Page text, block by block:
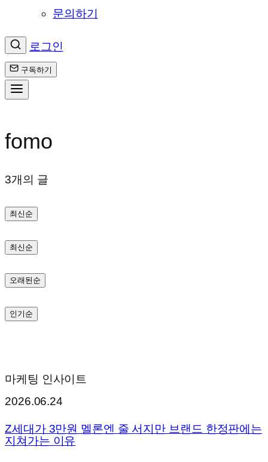
문의하기
로그인
구독하기
텐
로
로
가
fomo
3개의 글
최신순
최신순
오래된순
인기순
마케팅 인사이트
2026.06.24
Z세대가 3만원 멜론엔 줄 서지만 브랜드 한정판에는
지쳐가는 이유